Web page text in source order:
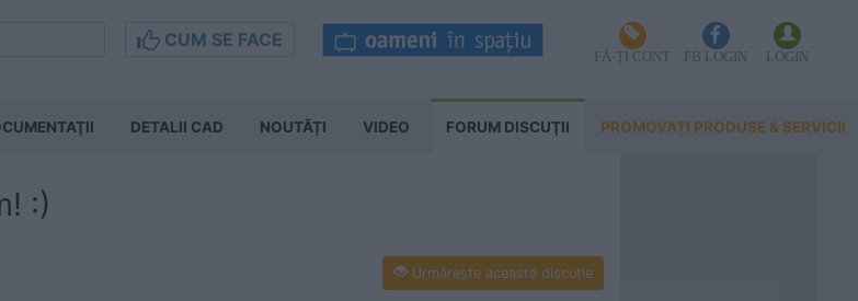
CUM SE FACE
FĂ-ȚI CONT FB LOGIN LOGIN
DETALII CAD NOUTĂȚI VIDEO FORUM DISCUŢII PROMOVAȚI PRODUSE & SERVICII
:)
Urmăreşte această discuţie